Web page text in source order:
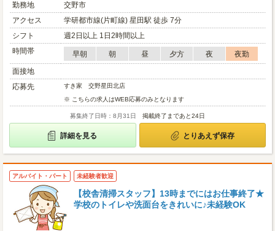
勤務地
交野市
アクセス
学研都市線(片町線) 星田駅 徒歩 7分
シフト
週2日以上 1日2時間以上
時間帯
早朝 朝 昼 夕方 夜
夜勤
面接地
応募先
すき家 交野星田北店
※ こちらの求人はWEB応募のみとなります
募集終了日時：8月31日 掲載終了まであと24日
詳細を見る とりあえず保存
アルバイト・パート 未経験者歓迎
【校舎清掃スタッフ】13時までにはお仕事終了★
学校のトイレや洗面台をきれいに♪未経験OK